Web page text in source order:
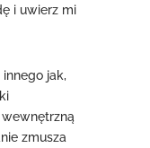
i uwierz mi
jak,
zmusza